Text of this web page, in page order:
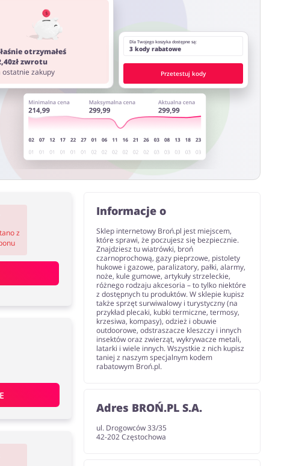
korzystać z innych stron lub rozszerzeń do przeglądarki
otrzymałeś
zwrotu
ostatnie zakupy
Dla Twojego koszyka dostępne są:
3 kody rabatowe
Przetestuj kody
z
Informacje o
Sklep internetowy Broń.pl jest miejscem,
które sprawi, że poczujesz się bezpiecznie.
Znajdziesz tu wiatrówki, broń
czarnoprochową, gazy pieprzowe, pistolety
hukowe i gazowe, paralizatory, pałki, alarmy,
noże, kule gumowe, artykuły strzeleckie,
różnego rodzaju akcesoria – to tylko niektóre
z dostępnych tu produktów. W sklepie kupisz
także sprzęt surwiwalowy i turystyczny (na
przykład plecaki, kubki termiczne, termosy,
krzesiwa, kompasy), odzież i obuwie
outdoorowe, odstraszacze kleszczy i innych
insektów oraz zwierząt, wykrywacze metali,
latarki i wiele innych. Wszystkie z nich kupisz
taniej z naszym specjalnym kodem
rabatowym Broń.pl.
Adres BROŃ.PL S.A.
ul. Drogowców 33/35
42-202 Częstochowa